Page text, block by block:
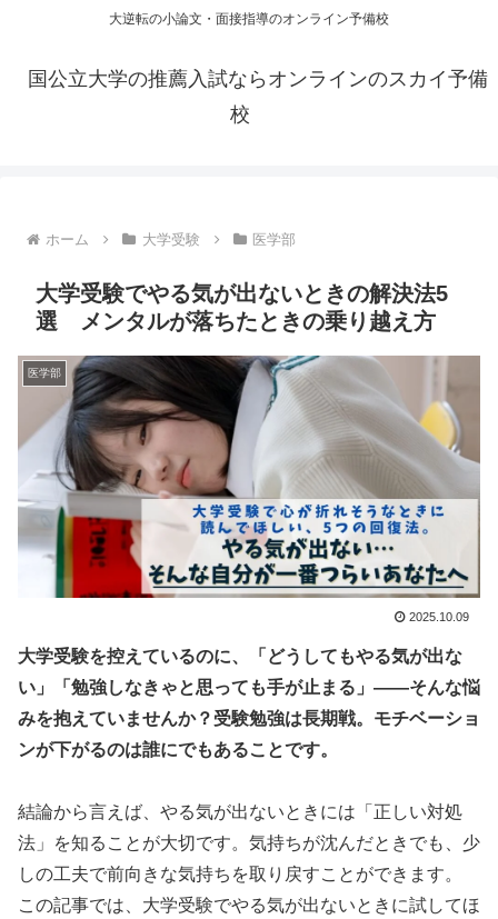
大逆転の小論文・面接指導のオンライン予備校
国公立大学の推薦入試ならオンラインのスカイ予備
校
ホーム 大学受験 医学部
大学受験でやる気が出ないときの解決法5
選 メンタルが落ちたときの乗り越え方
医学部
2025.10.09
大学受験を控えているのに、「どうしてもやる気が出な
い」「勉強しなきゃと思っても手が止まる」——そんな悩
みを抱えていませんか？受験勉強は長期戦。モチベーショ
ンが下がるのは誰にでもあることです。
結論から言えば、やる気が出ないときには「正しい対処
法」を知ることが大切です。気持ちが沈んだときでも、少
しの工夫で前向きな気持ちを取り戻すことができます。
この記事では、大学受験でやる気が出ないときに試してほ